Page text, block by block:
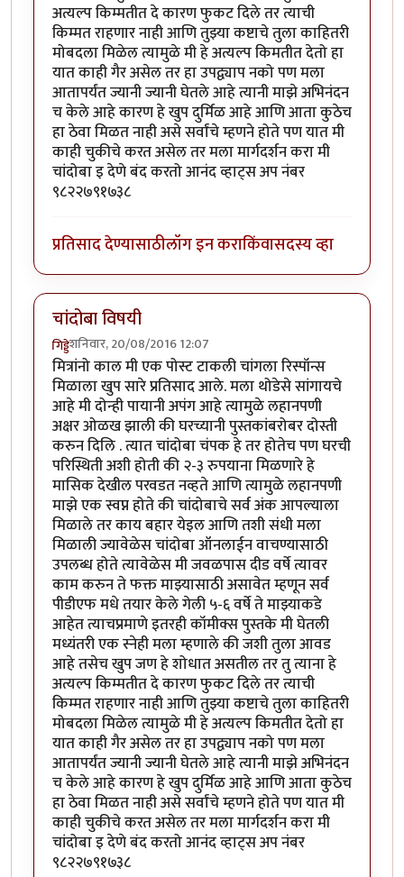
अत्यल्प किम्मतीत दे कारण फुकट दिले तर त्याची
किम्मत राहणार नाही आणि तुझ्या कष्टाचे तुला काहितरी
मोबदला मिळेल त्यामुळे मी हे अत्यल्प किमतीत देतो हा
यात काही गैर असेल तर हा उपद्व्याप नको पण मला
आतापर्यंत ज्यानी ज्यानी घेतले आहे त्यानी माझे अभिनंदन
च केले आहे कारण हे खुप दुर्मिळ आहे आणि आता कुठेच
हा ठेवा मिळत नाही असे सर्वांचे म्हणने होते पण यात मी
काही चुकीचे करत असेल तर मला मार्गदर्शन करा मी
चांदोबा इ देणे बंद करतो आनंद व्हाट्स अप नंबर
९८२२७९१७३८
प्रतिसाद देण्यासाठीलॉग इन कराकिंवासदस्य व्हा
चांदोबा विषयी
गिड्डेशनिवार, 20/08/2016 12:07
मित्रांनो काल मी एक पोस्ट टाकली चांगला रिस्पॉन्स
मिळाला खुप सारे प्रतिसाद आले. मला थोडेसे सांगायचे
आहे मी दोन्ही पायानी अपंग आहे त्यामुळे लहानपणी
अक्षर ओळख झाली की घरच्यानी पुस्तकांबरोबर दोस्ती
करुन दिलि . त्यात चांदोबा चंपक हे तर होतेच पण घरची
परिस्थिती अशी होती की २-३ रुपयाना मिळणारे हे
मासिक देखील परवडत नव्हते आणि त्यामुळे लहानपणी
माझे एक स्वप्न होते की चांदोबाचे सर्व अंक आपल्याला
मिळाले तर काय बहार येइल आणि तशी संधी मला
मिळाली ज्यावेळेस चांदोबा ऑनलाईन वाचण्यासाठी
उपलब्ध होते त्यावेळेस मी जवळपास दीड वर्षे त्यावर
काम करुन ते फक्त माझ्यासाठी असावेत म्हणून सर्व
पीडीएफ मधे तयार केले गेली ५-६ वर्षे ते माझ्याकडे
आहेत त्याचप्रमाणे इतरही कॉमीक्स पुस्तके मी घेतली
मध्यंतरी एक स्नेही मला म्हणाले की जशी तुला आवड
आहे तसेच खुप जण हे शोधात असतील तर तु त्याना हे
अत्यल्प किम्मतीत दे कारण फुकट दिले तर त्याची
किम्मत राहणार नाही आणि तुझ्या कष्टाचे तुला काहितरी
मोबदला मिळेल त्यामुळे मी हे अत्यल्प किमतीत देतो हा
यात काही गैर असेल तर हा उपद्व्याप नको पण मला
आतापर्यंत ज्यानी ज्यानी घेतले आहे त्यानी माझे अभिनंदन
च केले आहे कारण हे खुप दुर्मिळ आहे आणि आता कुठेच
हा ठेवा मिळत नाही असे सर्वांचे म्हणने होते पण यात मी
काही चुकीचे करत असेल तर मला मार्गदर्शन करा मी
चांदोबा इ देणे बंद करतो आनंद व्हाट्स अप नंबर
९८२२७९१७३८